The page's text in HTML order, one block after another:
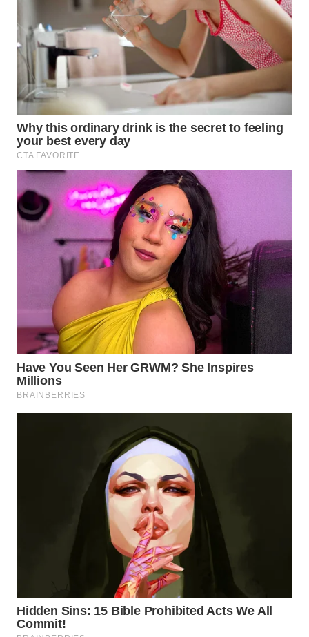
WN
BOGOR
DEPOK
WN
TAPANULI
UTARA
WN
SAMOSIR
PADANG
WN
SUMEDANG
CIANJUR
WN
WN